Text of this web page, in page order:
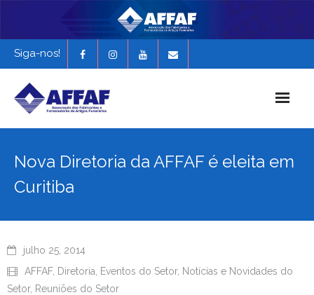
Siga-nos!
EXPONAF 2027
Nova Diretoria da AFFAF é eleita em
Curitiba
julho 25, 2014
AFFAF, Diretoria Eventos do Setor, Notícias e Novidades do
Setor, Reuniões do Setor